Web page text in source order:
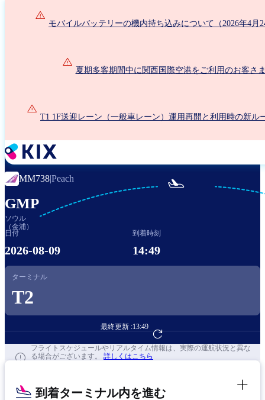
モバイルバッテリーの機内持ち込みについて（2026年4月
夏期多客期間中に関西国際空港をご利用のお客さ
T1 1F送迎レーン（一般車レーン）運用再開と利用時の新ル
MM738|Peach
GMP
ソウル
（金浦）

日付
2026-08-09
到着時刻
14:49
ターミナル
T2
最終更新 :13:49
フライト予約へ
フライトスケジュールやリアルタイム情報は、実際の運航状況と異な
る場合がございます。 詳しくはこちら
到着ターミナル内を進む